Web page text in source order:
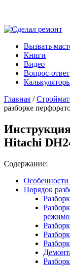
Вызвать
Книги
Видео
Вопрос-ответ
Главная /
разборке
Hitachi
Содержание:
Порядок